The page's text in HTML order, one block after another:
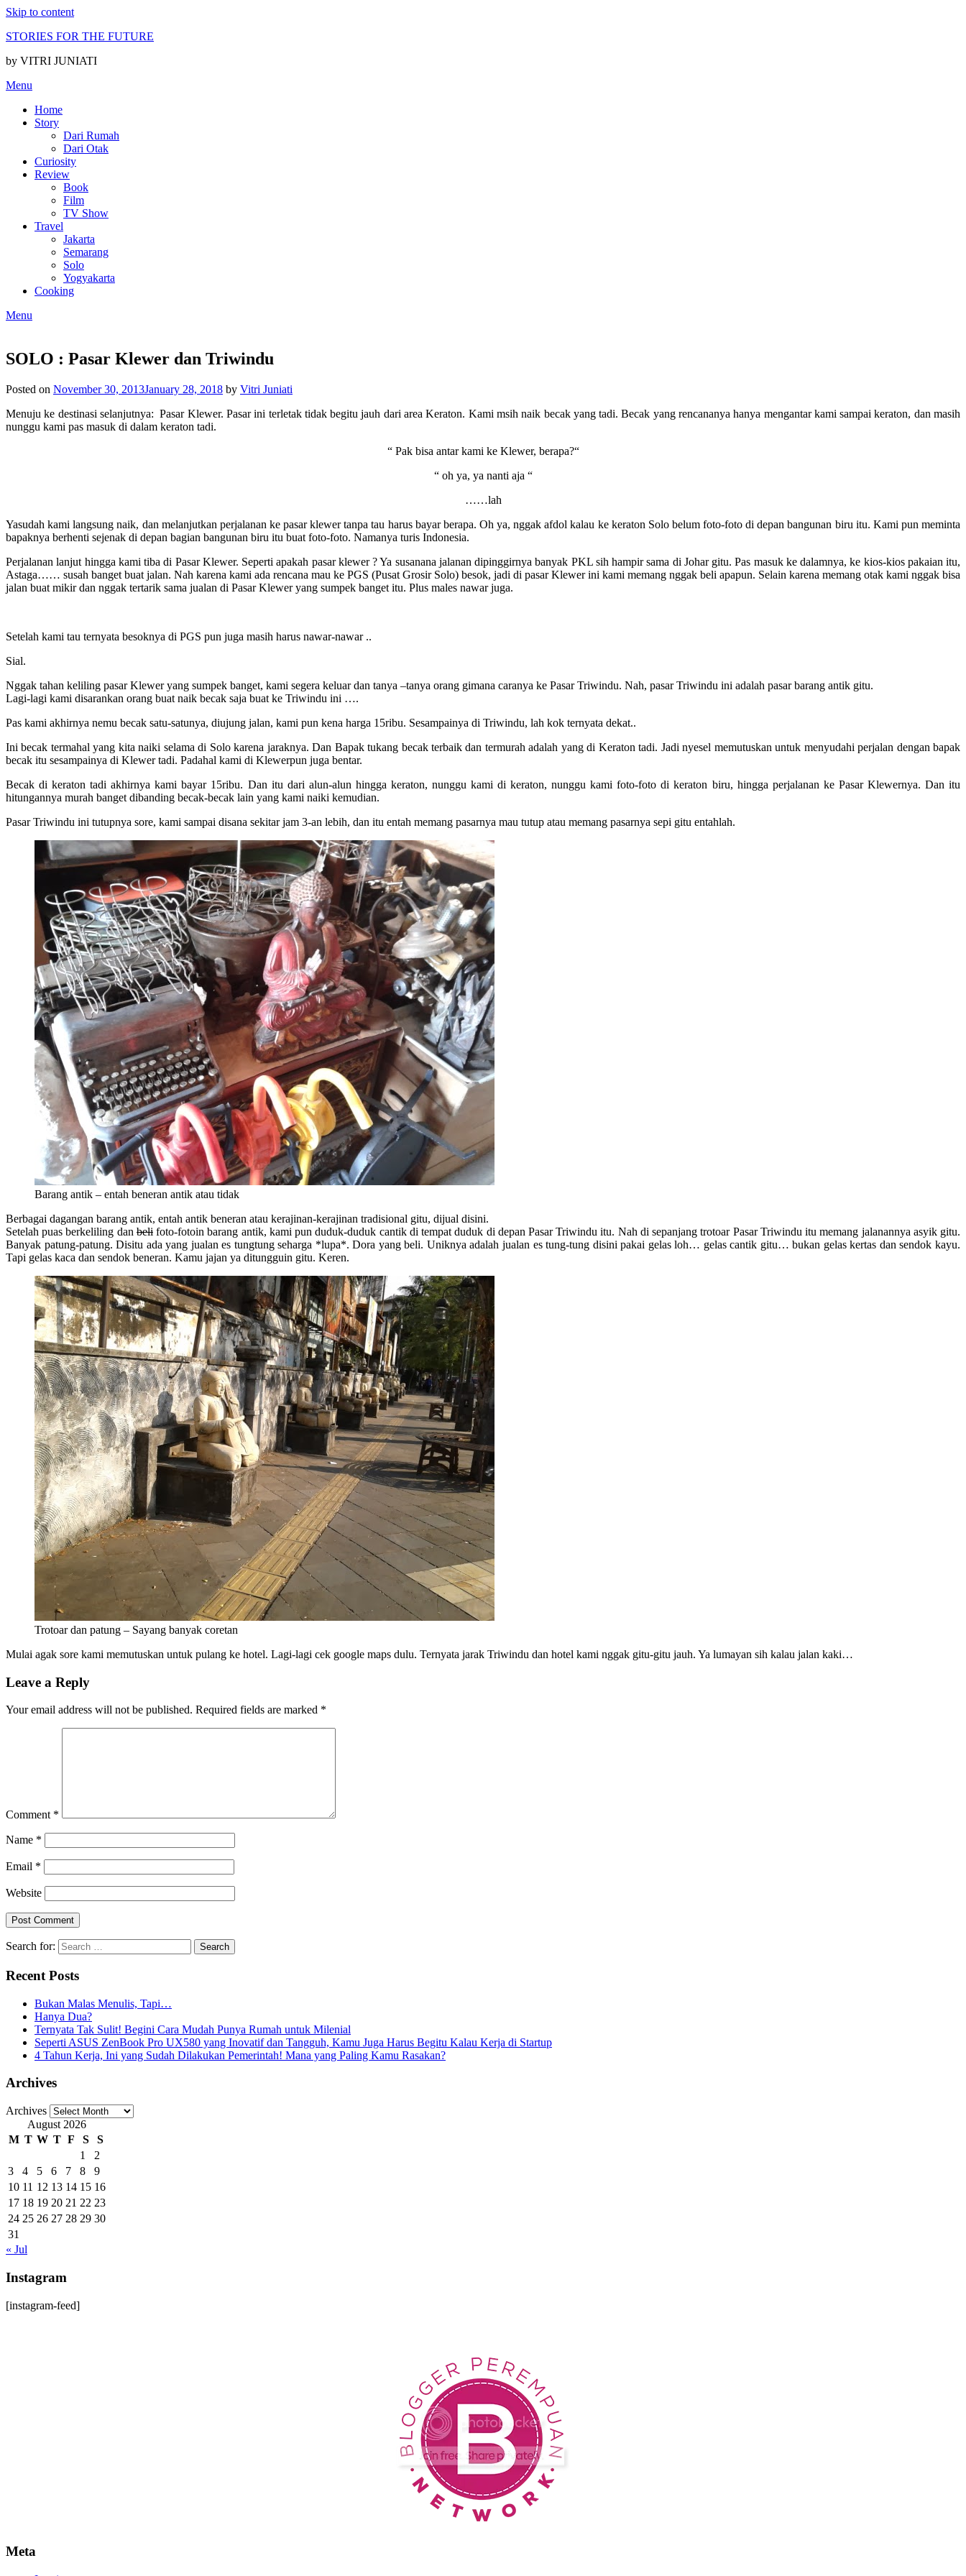
Skip to content
STORIES FOR THE FUTURE
by VITRI JUNIATI
Menu
Home
Story
Dari Rumah
Dari Otak
Curiosity
Review
Book
Film
TV Show
Travel
Jakarta
Semarang
Solo
Yogyakarta
Cooking
Menu
SOLO : Pasar Klewer dan Triwindu
Posted on November 30, 2013January 28, 2018 by Vitri Juniati
Menuju ke destinasi selanjutnya: Pasar Klewer. Pasar ini terletak tidak begitu jauh dari area Keraton. Kami msih naik becak yang tadi. Becak yang rencananya hanya mengantar kami sampai keraton, dan masih
nunggu kami pas masuk di dalam keraton tadi.
“ Pak bisa antar kami ke Klewer, berapa?“
“ oh ya, ya nanti aja “
……lah
Yasudah kami langsung naik, dan melanjutkan perjalanan ke pasar klewer tanpa tau harus bayar berapa. Oh ya, nggak afdol kalau ke keraton Solo belum foto-foto di depan bangunan biru itu. Kami pun meminta
bapaknya berhenti sejenak di depan bagian bangunan biru itu buat foto-foto. Namanya turis Indonesia.
Perjalanan lanjut hingga kami tiba di Pasar Klewer. Seperti apakah pasar klewer ? Ya susanana jalanan dipinggirnya banyak PKL sih hampir sama di Johar gitu. Pas masuk ke dalamnya, ke kios-kios pakaian itu,
Astaga…… susah banget buat jalan. Nah karena kami ada rencana mau ke PGS (Pusat Grosir Solo) besok, jadi di pasar Klewer ini kami memang nggak beli apapun. Selain karena memang otak kami nggak bisa
jalan buat mikir dan nggak tertarik sama jualan di Pasar Klewer yang sumpek banget itu. Plus males nawar juga.
Setelah kami tau ternyata besoknya di PGS pun juga masih harus nawar-nawar ..
Sial.
Nggak tahan keliling pasar Klewer yang sumpek banget, kami segera keluar dan tanya –tanya orang gimana caranya ke Pasar Triwindu. Nah, pasar Triwindu ini adalah pasar barang antik gitu.
Lagi-lagi kami disarankan orang buat naik becak saja buat ke Triwindu ini ….
Pas kami akhirnya nemu becak satu-satunya, diujung jalan, kami pun kena harga 15ribu. Sesampainya di Triwindu, lah kok ternyata dekat..
Ini becak termahal yang kita naiki selama di Solo karena jaraknya. Dan Bapak tukang becak terbaik dan termurah adalah yang di Keraton tadi. Jadi nyesel memutuskan untuk menyudahi perjalan dengan bapak
becak itu sesampainya di Klewer tadi. Padahal kami di Klewerpun juga bentar.
Becak di keraton tadi akhirnya kami bayar 15ribu. Dan itu dari alun-alun hingga keraton, nunggu kami di keraton, nunggu kami foto-foto di keraton biru, hingga perjalanan ke Pasar Klewernya. Dan itu
hitungannya murah banget dibanding becak-becak lain yang kami naiki kemudian.
Pasar Triwindu ini tutupnya sore, kami sampai disana sekitar jam 3-an lebih, dan itu entah memang pasarnya mau tutup atau memang pasarnya sepi gitu entahlah.
Barang antik – entah beneran antik atau tidak
Berbagai dagangan barang antik, entah antik beneran atau kerajinan-kerajinan tradisional gitu, dijual disini.
Setelah puas berkeliling dan belifoto-fotoin barang antik, kami pun duduk-duduk cantik di tempat duduk di depan Pasar Triwindu itu. Nah di sepanjang trotoar Pasar Triwindu itu memang jalanannya asyik gitu.
Banyak patung-patung. Disitu ada yang jualan es tungtung seharga *lupa*. Dora yang beli. Uniknya adalah jualan es tung-tung disini pakai gelas loh… gelas cantik gitu… bukan gelas kertas dan sendok kayu.
Tapi gelas kaca dan sendok beneran. Kamu jajan ya ditungguin gitu. Keren.
Trotoar dan patung – Sayang banyak coretan
Mulai agak sore kami memutuskan untuk pulang ke hotel. Lagi-lagi cek google maps dulu. Ternyata jarak Triwindu dan hotel kami nggak gitu-gitu jauh. Ya lumayan sih kalau jalan kaki…
Leave a Reply
Your email address will not be published. Required fields are marked *
Comment *
Name *
Email *
Website
Search for:
Recent Posts
Bukan Malas Menulis, Tapi…
Hanya Dua?
Ternyata Tak Sulit! Begini Cara Mudah Punya Rumah untuk Milenial
Seperti ASUS ZenBook Pro UX580 yang Inovatif dan Tangguh, Kamu Juga Harus Begitu Kalau Kerja di Startup
4 Tahun Kerja, Ini yang Sudah Dilakukan Pemerintah! Mana yang Paling Kamu Rasakan?
Archives
Archives
August 2026
M T W T F S
S
1
2
3
4 5 6 7 8
9
10 11 12 13 14 15 16
17 18 19 20 21 22 23
24 25 26 27 28 29 30
31
« Jul
Instagram
[instagram-feed]
Meta